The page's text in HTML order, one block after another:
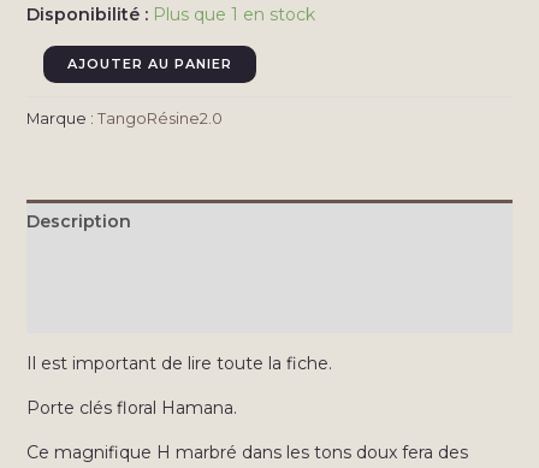
Disponibilité : Plus que 1 en stock
quantité
de
Porte
AJOUTER AU PANIER
Marque : TangoRésine2.0
Description
Il est important de lire toute la fiche.
Porte clés floral Hamana.
Ce magnifique H marbré dans les tons doux fera des